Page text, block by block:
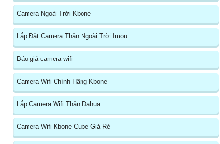
Camera Ngoài Trời Kbone
Lắp Đặt Camera Thân Ngoài Trời Imou
Báo giá camera wifi
Camera Wifi Chính Hãng Kbone
Lắp Camera Wifi Thân Dahua
Camera Wifi Kbone Cube Giá Rẻ